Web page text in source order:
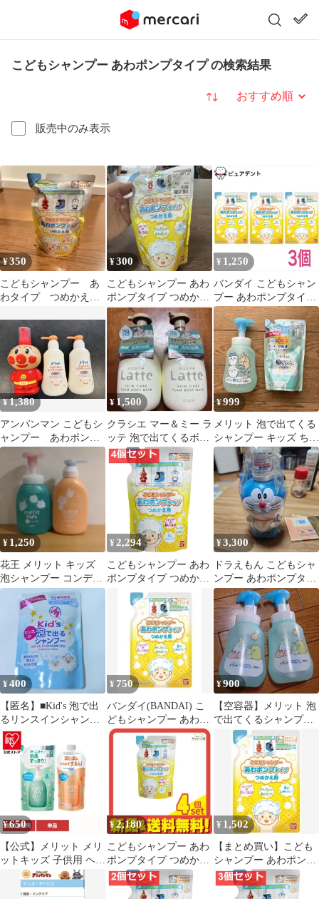
こどもシャンプー あわポンプタイプ の検索結果
販売中のみ表示
並び替え
¥350
こどもシャンプー あ
わタイプ つめかえ
くい ※送料無料
¥300
こどもシャンプー あわ
ポンプタイプ つめかえ
用 バンダイ
¥ 1,250
バンダイ こどもシャン
プー あわポンプタイプ
子供用シャンプー 詰め
替え 200ml ×3個セット
¥1,380
アンパンマン こどもシ
ャンプー あわポンプ
タイプ 新品未使用メ
リット2本セット
¥ 1,500
クラシエ マー＆ミー ラ
ッテ 泡で出てくるボデ
ィソープ 550mL 2本セ
ット
¥999
メリット 泡で出てくる
シャンプー キッズ ちい
かわ ポンプ＆つめかえ
¥ 1,250
花王 メリット キッズ
泡シャンプー コンディ
ショナー セット ちい
¥ 2,294
こどもシャンプー あわ
ポンプタイプ つめかえ
用 200mL 4個セット ま
とめ売り
¥3,300
ドラえもん こどもシャ
ンプー あわポンプタイ
プ 本体
¥400
【匿名】■Kid's 泡で出
るリンスインシャンプ
ー 詰替用 300ml■
¥ 750
バンダイ(BANDAI) こ
どもシャンプー あわポ
ンプタイプ つめかえ用
対象年齢 3 歳～
¥900
【空容器】メリット 泡
で出てくるシャンプー
キッズ すみっコぐらし
2本セット
¥650
【公式】メリット メリ
ットキッズ 子供用 ヘア
ケア メリットキッズ つ
めかえ用 メリット (B)
¥2,180
こどもシャンプー あわ
ポンプタイプ つめかえ
用 200mL 4個セット ま
とめ売り
¥ 1,502
【まとめ買い】こども
シャンプー あわポンプ
タイプ 詰替用
200ml【×3個】